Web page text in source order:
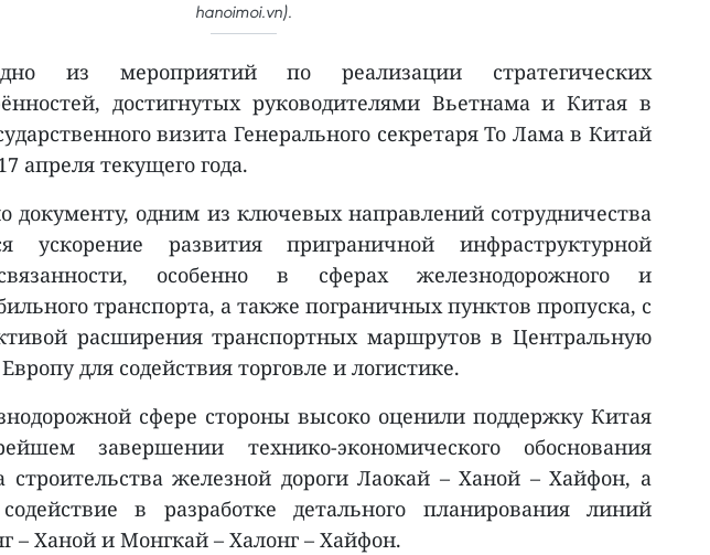
hanoimoi.vn).
из мероприятий по реализации стратегических
достигнутых руководителями Вьетнама и Китая в
визита Генерального секретаря То Лама в Китай
апреля текущего года.
документу, одним из ключевых направлений сотрудничества
ускорение развития приграничной инфраструктурной
особенно в сферах железнодорожного и
транспорта, а также пограничных пунктов пропуска, с
расширения транспортных маршрутов в Центральную
для содействия торговле и логистике.
сфере стороны высоко оценили поддержку Китая
завершении технико-экономического обоснования
строительства железной дороги Лаокай – Ханой – Хайфон, а
в разработке детального планирования линий
– Ханой и Монгкай – Халонг – Хайфон.